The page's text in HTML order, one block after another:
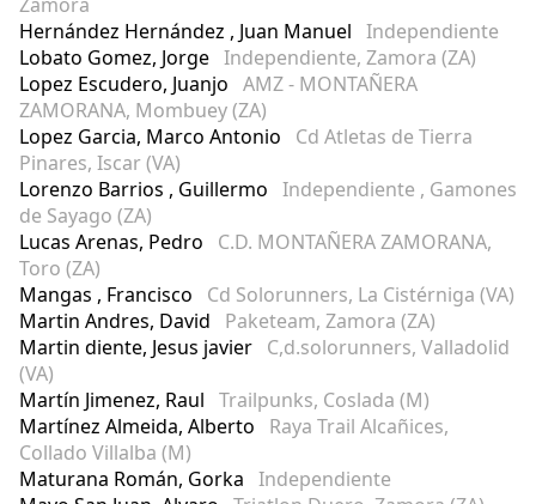
Zamora
Hernández Hernández , Juan Manuel Independiente
Lobato Gomez, Jorge Independiente, Zamora (ZA)
Lopez Escudero, Juanjo AMZ - MONTAÑERA
ZAMORANA, Mombuey (ZA)
Lopez Garcia, Marco Antonio Cd Atletas de Tierra
Pinares, Iscar (VA)
Lorenzo Barrios , Guillermo Independiente , Gamones
de Sayago (ZA)
Lucas Arenas, Pedro C.D. MONTAÑERA ZAMORANA,
Toro (ZA)
Mangas , Francisco Cd Solorunners, La Cistérniga (VA)
Martin Andres, David Paketeam, Zamora (ZA)
Martin diente, Jesus javier C,d.solorunners, Valladolid
(VA)
Martín Jimenez, Raul Trailpunks, Coslada (M)
Martínez Almeida, Alberto Raya Trail Alcañices,
Collado Villalba (M)
Maturana Román, Gorka Independiente